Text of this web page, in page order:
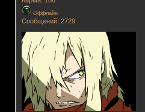
Оффлайн
Сообщений: 2729